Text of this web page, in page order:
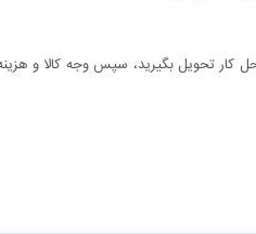
تحویل بگیرید، سپس وجه کالا و هزینه